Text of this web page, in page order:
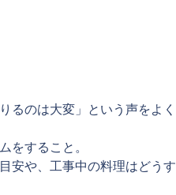
るのは大変」という声をよく
をすること。
安や、工事中の料理はどうす